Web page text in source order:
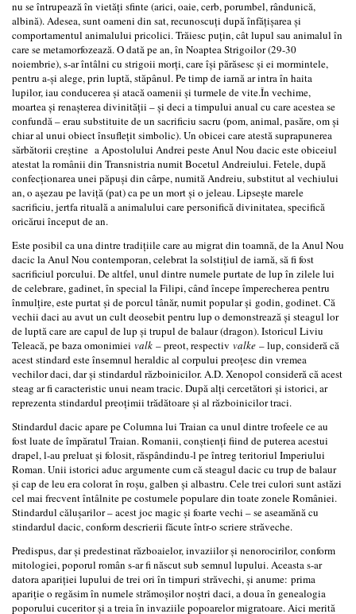
nu se întrupează în vietăți sfinte (arici, oaie, cerb, porumbel, rândunică,
albină). Adesea, sunt oameni din sat, recunoscuți după înfățișarea și
comportamentul animalului pricolici. Trăiesc puțin, cât lupul sau animalul în
care se metamorfozează. O dată pe an, în Noaptea Strigoilor (29-30
noiembrie), s-ar întâlni cu strigoii morți, care își părăsesc și ei mormintele,
pentru a-și alege, prin luptă, stăpânul. Pe timp de iarnă ar intra în haita
lupilor, iau conducerea și atacă oamenii și turmele de vite.În vechime,
moartea și renașterea divinității – și deci a timpului anual cu care acestea se
confundă – erau substituite de un sacrificiu sacru (pom, animal, pasăre, om și
chiar al unui obiect însuflețit simbolic). Un obicei care atestă suprapunerea
sărbătorii creștine a Apostolului Andrei peste Anul Nou dacic este obiceiul
atestat la românii din Transnistria numit Bocetul Andreiului. Fetele, după
confecționarea unei păpuși din cârpe, numită Andreiu, substitut al vechiului
an, o așezau pe laviță (pat) ca pe un mort și o jeleau. Lipsește marele
sacrificiu, jertfa rituală a animalului care personifică divinitatea, specifică
oricărui început de an.
Este posibil ca una dintre tradițiile care au migrat din toamnă, de la Anul Nou
dacic la Anul Nou contemporan, celebrat la solstițiul de iarnă, să fi fost
sacrificiul porcului. De altfel, unul dintre numele purtate de lup în zilele lui
de celebrare, gadinet, în special la Filipi, când începe împerecherea pentru
înmulțire, este purtat și de porcul tânăr, numit popular și godin, godinet. Că
vechii daci au avut un cult deosebit pentru lup o demonstrează și steagul lor
de luptă care are capul de lup și trupul de balaur (dragon). Istoricul Liviu
Teleacă, pe baza omonimiei valk – preot, respectiv valke – lup, consideră că
acest stindard este însemnul heraldic al corpului preoțesc din vremea
vechilor daci, dar și stindardul războinicilor. A.D. Xenopol consideră că acest
steag ar fi caracteristic unui neam tracic. După alți cercetători și istorici, ar
reprezenta stindardul preoțimii trădătoare și al războinicilor traci.
Stindardul dacic apare pe Columna lui Traian ca unul dintre trofeele ce au
fost luate de împăratul Traian. Romanii, conștienți fiind de puterea acestui
drapel, l-au preluat și folosit, răspândindu-l pe întreg teritoriul Imperiului
Roman. Unii istorici aduc argumente cum că steagul dacic cu trup de balaur
și cap de leu era colorat în roșu, galben și albastru. Cele trei culori sunt astăzi
cel mai frecvent întâlnite pe costumele populare din toate zonele României.
Stindardul călușarilor – acest joc magic și foarte vechi – se aseamănă cu
stindardul dacic, conform descrierii făcute într-o scriere străveche.
Predispus, dar și predestinat războaielor, invaziilor și nenorocirilor, conform
mitologiei, poporul român s-ar fi născut sub semnul lupului. Aceasta s-ar
datora apariției lupului de trei ori în timpuri străvechi, și anume: prima
apariție o regăsim în numele strămoșilor noștri daci, a doua în genealogia
poporului cuceritor și a treia în invaziile popoarelor migratoare. Aici merită